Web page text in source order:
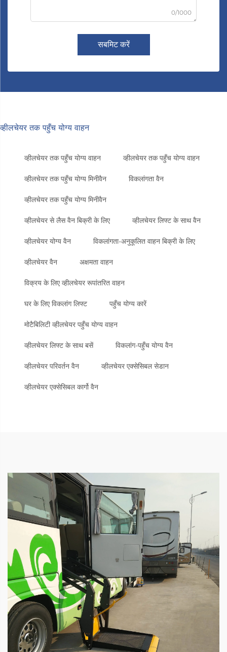
0/1000
सबमिट करें
व्हीलचेयर तक पहुँच योग्य वाहन
व्हीलचेयर तक पहुँच योग्य वाहन व्हीलचेयर तक पहुँच योग्य वाहन
व्हीलचेयर तक पहुँच योग्य मिनीवैन विकलांगता वैन
व्हीलचेयर तक पहुँच योग्य मिनीवैन
व्हीलचेयर से लैस वैन बिक्री के लिए व्हीलचेयर लिफ्ट के साथ वैन
व्हीलचेयर योग्य वैन विकलांगता-अनुकूलित वाहन बिक्री के लिए
व्हीलचेयर वैन अक्षमता वाहन
विक्रय के लिए व्हीलचेयर रूपांतरित वाहन
घर के लिए विकलांग लिफ्ट पहुँच योग्य कारें
मोटैबिलिटी व्हीलचेयर पहुँच योग्य वाहन
व्हीलचेयर लिफ्ट के साथ बसें विकलांग-पहुँच योग्य वैन
व्हीलचेयर परिवर्तन वैन व्हीलचेयर एक्सेसिबल सेडान
व्हीलचेयर एक्सेसिबल कार्गो वैन